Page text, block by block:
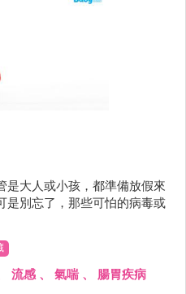
是大人或小孩，都準備放假來
是別忘了，那些可怕的病毒或
流感 、 氣喘、 腸胃疾病